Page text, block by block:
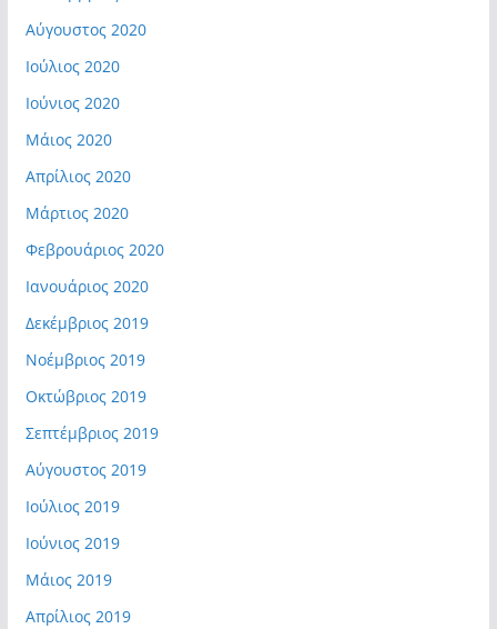
Αύγουστος 2020
Ιούλιος 2020
Ιούνιος 2020
Μάιος 2020
Απρίλιος 2020
Μάρτιος 2020
Φεβρουάριος 2020
Ιανουάριος 2020
Δεκέμβριος 2019
Νοέμβριος 2019
Οκτώβριος 2019
Σεπτέμβριος 2019
Αύγουστος 2019
Ιούλιος 2019
Ιούνιος 2019
Μάιος 2019
Απρίλιος 2019